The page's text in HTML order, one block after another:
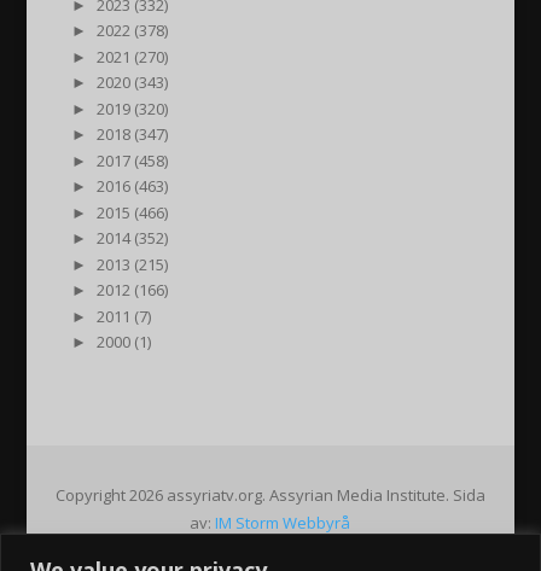
►
2022 (378)
►
2021 (270)
►
2020 (343)
►
2019 (320)
►
2018 (347)
►
2017 (458)
►
2016 (463)
►
2015 (466)
►
2014 (352)
►
2013 (215)
►
2012 (166)
►
2011 (7)
►
2000 (1)
Copyright 2026 assyriatv.org. Assyrian Media Institute. Sida
av: IM Storm Webbyrå